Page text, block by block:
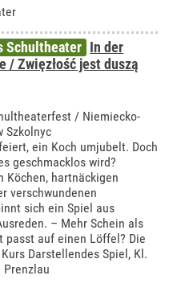
Schultheater In der
/ Zwięzłość jest duszą
/ Niemiecko-
Szkolnyc
ein Koch umjubelt. Doch
geschmacklos wird?
Köchen, hartnäckigen
verschwundenen
sich ein Spiel aus
– Mehr Schein als
passt auf einen Löffel? Die
Darstellendes Spiel, Kl.
Prenzlau